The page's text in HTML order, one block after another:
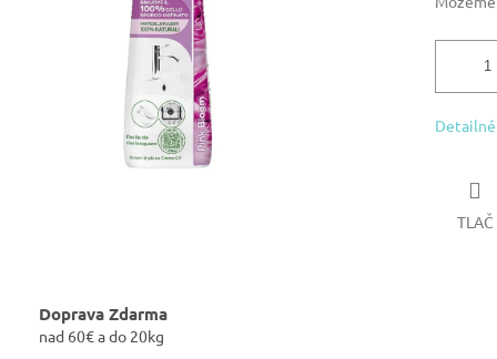
TLAČ
Doprava Zdarma
nad 60€ a do 20kg